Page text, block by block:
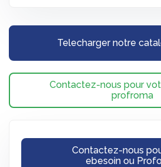
Telecharger notre
Contactez-nous pour
profroma
Contactez-nous
ebesoin ou